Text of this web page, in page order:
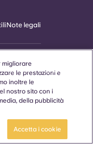
Note legali
French Portuguese
migliorare
le prestazioni e
inoltre le
nostro sito con i
della pubblicità
Accetta i cookie